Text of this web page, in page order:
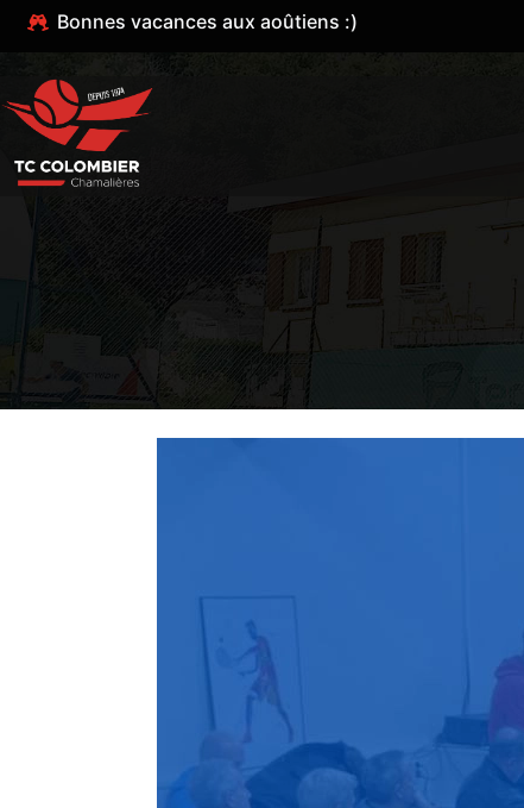
Bonnes vacances aux aoûtiens :)